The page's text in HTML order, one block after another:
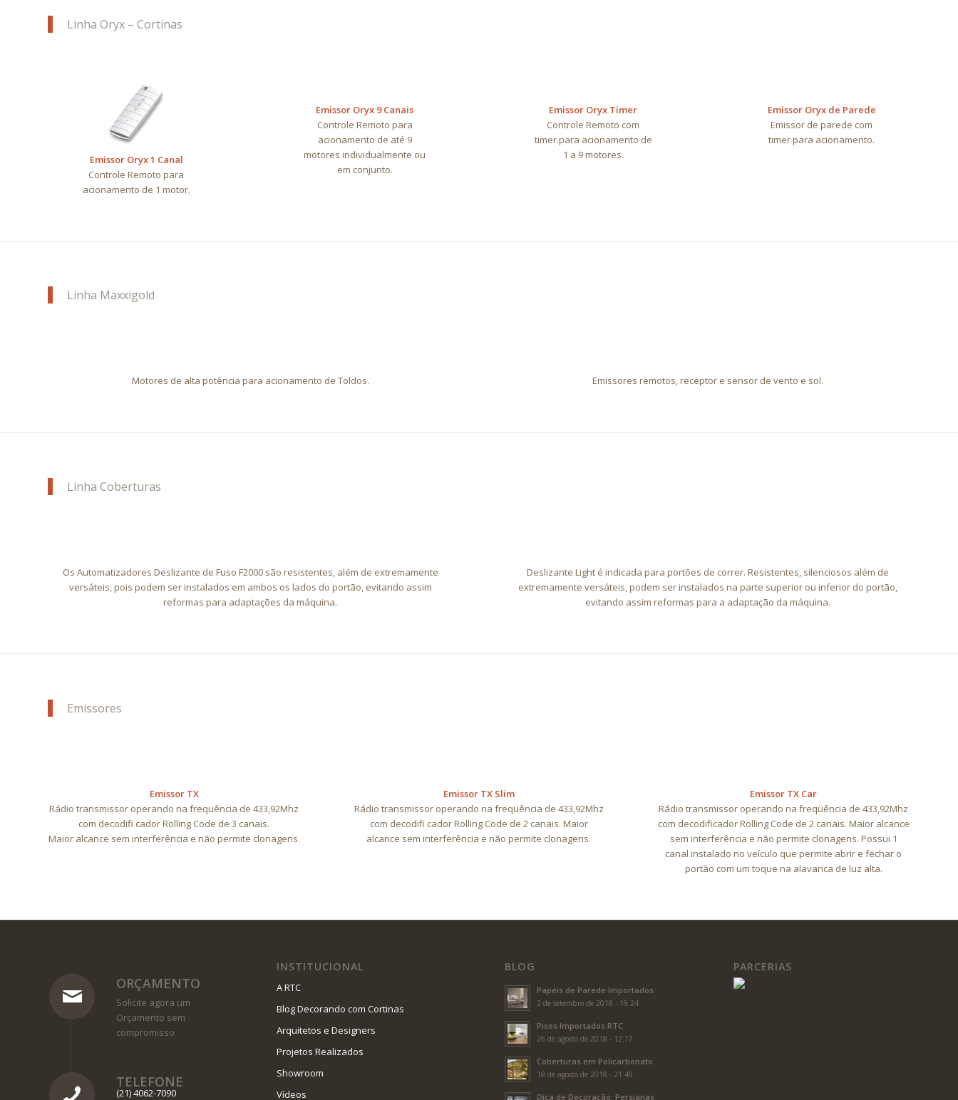
Linha Oryx – Cortinas
Emissor Oryx 1 Canal
Controle Remoto para
acionamento de 1 motor.
Emissor Oryx 9 Canais
Controle Remoto para
acionamento de até 9
motores individualmente ou
em conjunto.
Emissor Oryx Timer
Controle Remoto com
timer.para acionamento de
1 a 9 motores.
Emissor Oryx de Parede
Emissor de parede com
timer para acionamento.
Linha Maxxigold
Motores de alta potência para acionamento de Toldos. Emissores remotos, receptor e sensor de vento e sol.
Linha Coberturas
Os Automatizadores Deslizante de Fuso F2000 são resistentes, além de extremamente
versáteis, pois podem ser instalados em ambos os lados do portão, evitando assim
reformas para adaptações da máquina.
Deslizante Light é indicada para portões de correr. Resistentes, silenciosos além de
extremamente versáteis, podem ser instalados na parte superior ou inferior do portão,
evitando assim reformas para a adaptação da máquina.
Emissores
Emissor TX
Rádio transmissor operando na freqüência de 433,92Mhz
com decodifi cador Rolling Code de 3 canais.
Maior alcance sem interferência e não permite clonagens.
Emissor TX Slim
Rádio transmissor operando na freqüência de 433,92Mhz
com decodifi cador Rolling Code de 2 canais. Maior
alcance sem interferência e não permite clonagens.
Emissor TX Car
Rádio transmissor operando na freqüência de 433,92Mhz
com decodificador Rolling Code de 2 canais. Maior alcance
sem interferência e não permite clonagens. Possui 1
canal instalado no veículo que permite abrir e fechar o
portão com um toque na alavanca de luz alta.
ORÇAMENTO
Solicite agora um
Orçamento sem
compromisso
TELEFONE
(21) 4062-7090
INSTITUCIONAL
A RTC
Blog Decorando com Cortinas
Arquitetos e Designers
Projetos Realizados
Showroom
Vídeos
BLOG
Papéis de Parede Importados
2 de setembro de 2018 - 19:24
Pisos Importados RTC
26 de agosto de 2018 - 12:17
Coberturas em Policarbonato
18 de agosto de 2018 - 21:49
Dica de Decoração: Persianas
PARCERIAS